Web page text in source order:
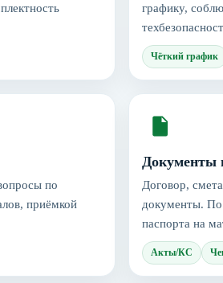
графику,
Чёткий график
по
приёмкой
Документы
Договор,
документы.
паспорта на
Акты/КС